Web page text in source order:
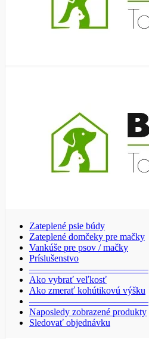
Zateplené psie búdy
Zateplené domčeky pre mačky
Vankúše pre psov / mačky
Príslušenstvo
————————————–
Ako vybrať veľkosť
Ako zmerať kohútikovú výšku
————————————–
Naposledy zobrazené produkty
Sledovať objednávku